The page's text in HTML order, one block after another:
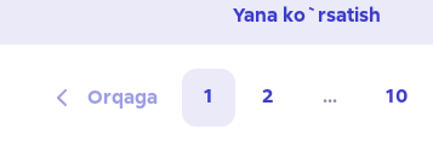
Yana ko`rsatish
Orqaga 1 2 ... 10